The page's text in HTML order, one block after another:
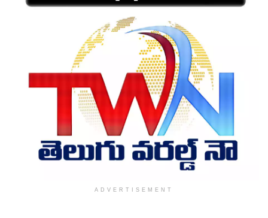
ADVERTISEMENT